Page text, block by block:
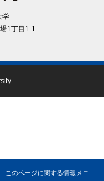
学
1丁⽬1-1
このページに関する情報メニ